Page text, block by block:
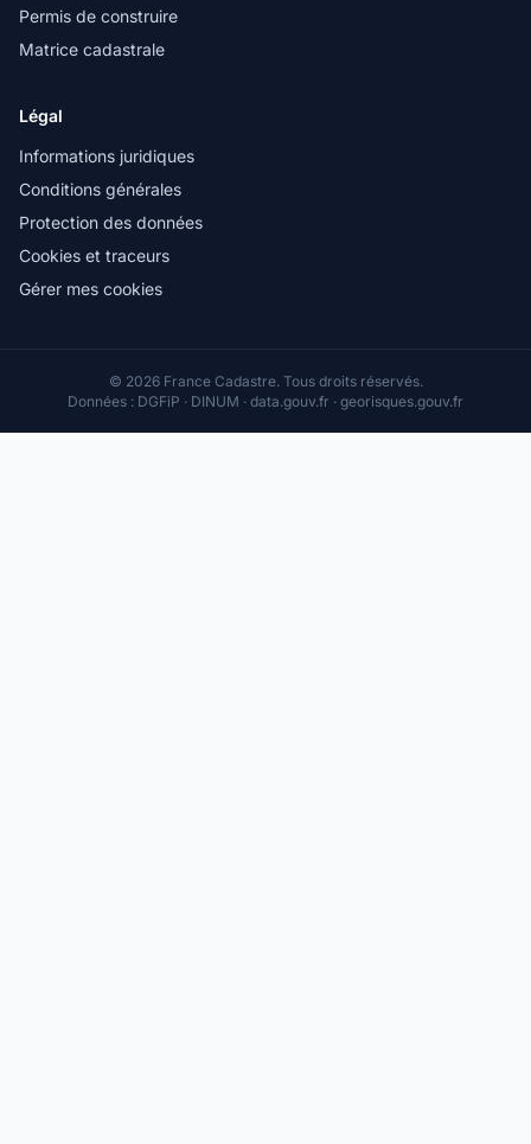
Permis de construire
Matrice cadastrale
Légal
Informations juridiques
Conditions générales
Protection des données
Cookies et traceurs
Gérer mes cookies
© 2026 France Cadastre. Tous droits réservés.
Données : DGFiP · DINUM · data.gouv.fr · georisques.gouv.fr